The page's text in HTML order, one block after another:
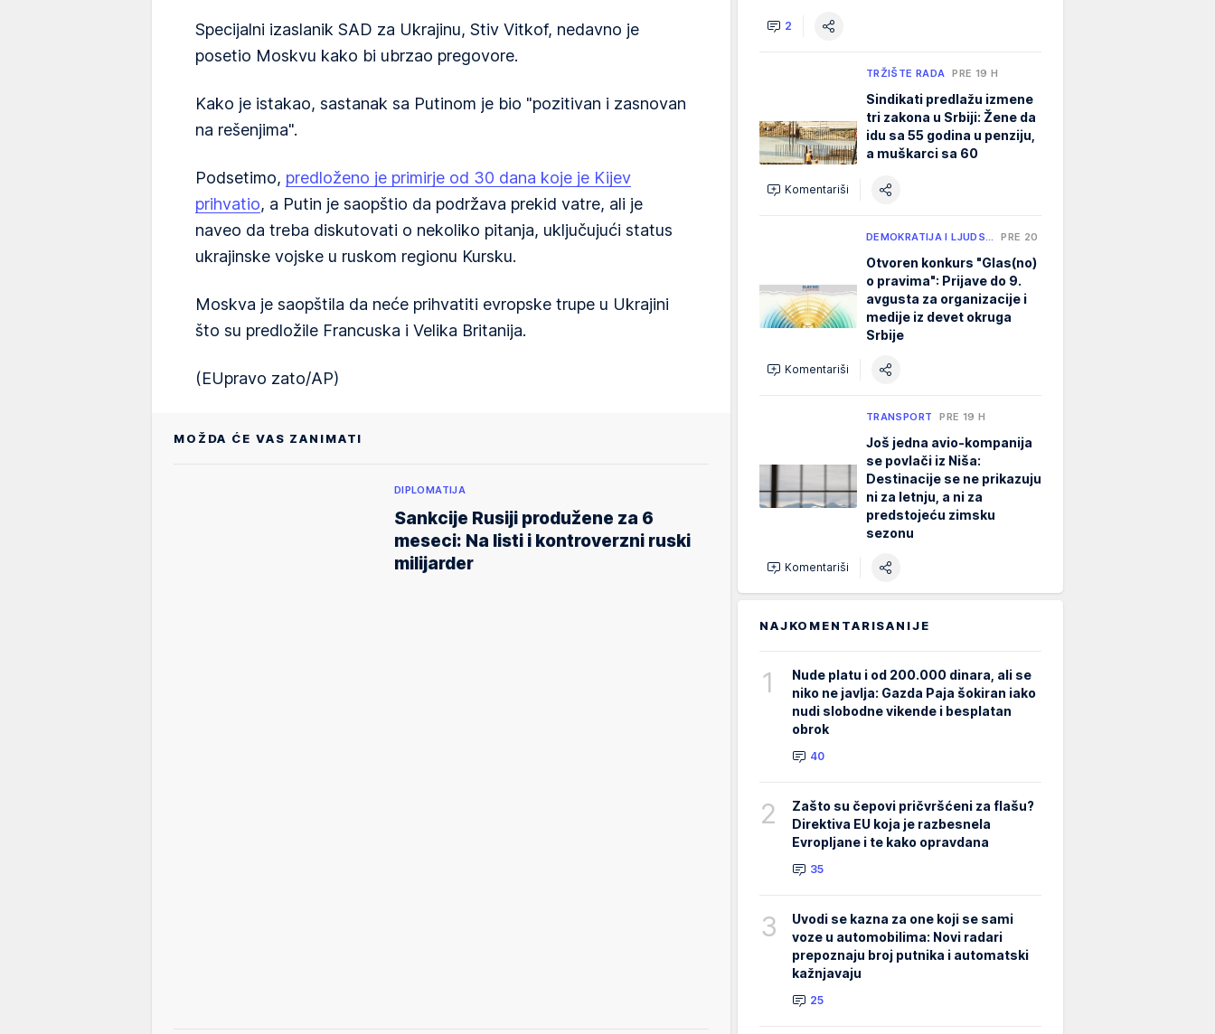
Specijalni izaslanik SAD za Ukrajinu, Stiv Vitkof, nedavno je
posetio Moskvu kako bi ubrzao pregovore.
Kako je istakao, sastanak sa Putinom je bio "pozitivan i zasnovan
na rešenjima".
Podsetimo, predloženo je primirje od 30 dana koje je Kijev
prihvatio, a Putin je saopštio da podržava prekid vatre, ali je
naveo da treba diskutovati o nekoliko pitanja, uključujući status
ukrajinske vojske u ruskom regionu Kursku.
Moskva je saopštila da neće prihvatiti evropske trupe u Ukrajini
što su predložile Francuska i Velika Britanija.
(EUpravo zato/AP)
MOŽDA ĆE VAS ZANIMATI
DIPLOMATIJA
Sankcije Rusiji produžene za 6
meseci: Na listi i kontroverzni ruski
milijarder
2
TRŽIŠTE RADA PRE 19 H
Sindikati predlažu izmene
tri zakona u Srbiji: Žene da
idu sa 55 godina u penziju,
a muškarci sa 60
Komentariši
DEMOKRATIJA I LJUDS… PRE 20 H
Otvoren konkurs "Glas(no)
o pravima": Prijave do 9.
avgusta za organizacije i
medije iz devet okruga
Srbije
Komentariši
TRANSPORT PRE 19 H
Još jedna avio-kompanija
se povlači iz Niša:
Destinacije se ne prikazuju
ni za letnju, a ni za
predstojeću zimsku
sezonu
Komentariši
NAJKOMENTARISANIJE
1
Nude platu i od 200.000 dinara, ali se
niko ne javlja: Gazda Paja šokiran iako
nudi slobodne vikende i besplatan
obrok
40
2
Zašto su čepovi pričvršćeni za flašu?
Direktiva EU koja je razbesnela
Evropljane i te kako opravdana
35
3
Uvodi se kazna za one koji se sami
voze u automobilima: Novi radari
prepoznaju broj putnika i automatski
kažnjavaju
25